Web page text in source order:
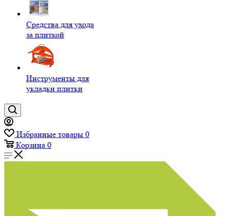
Средства для ухода
за плиткой
Инструменты для
укладки плитки
Избранные товары 0
Корзина 0